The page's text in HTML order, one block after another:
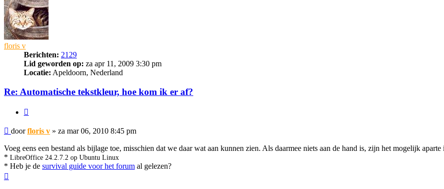
floris v
Berichten: 2129
Lid geworden op: za apr 11, 2009 3:30 pm
Locatie: Apeldoorn, Nederland
Re: Automatische tekstkleur, hoe kom ik er af?
Bericht
doorfloris v » za mar 06, 2010 8:45 pm
Voeg eens een bestand als bijlage toe, misschien dat we daar wat aan kunnen zien. Als daarmee niets aan de hand is, zijn het mogelijk aparte
* LibreOffice 24.2.7.2 op Ubuntu Linux
* Heb je de survival guide voor het forum al gelezen?